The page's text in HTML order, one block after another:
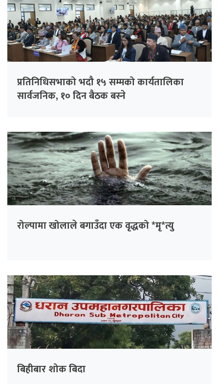
प्रतिनिधिसभाको भदौ १५ सम्मको कार्यतालिका
सार्वजनिक, १० दिन बैठक बस्ने
रोल्पामा खोलाले बगाउँदा एक वृद्धको *मृ*त्यु
बिहीबार शोक बिदा